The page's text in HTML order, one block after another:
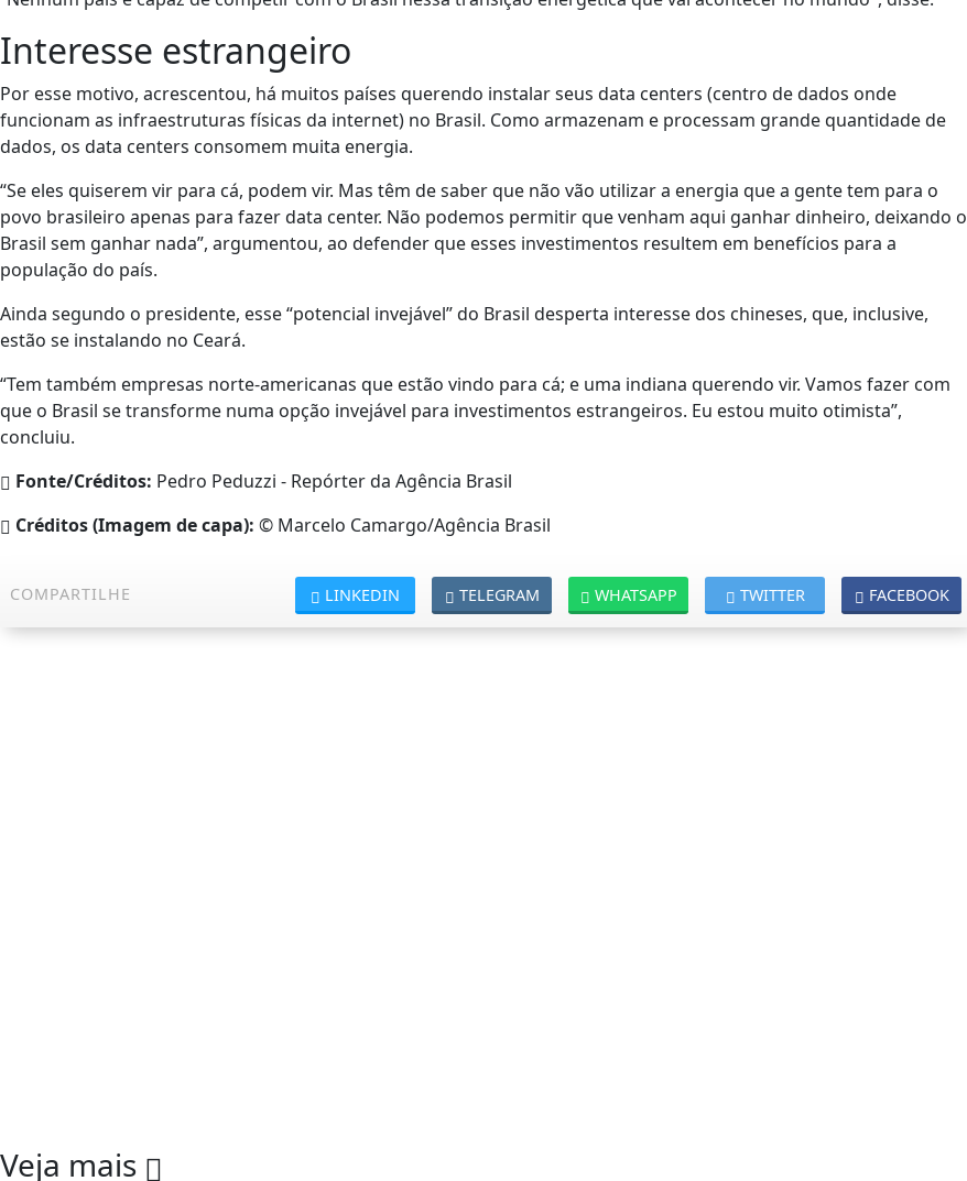
Interesse estrangeiro
Por esse motivo, acrescentou, há muitos países querendo instalar seus data centers (centro de dados onde
funcionam as infraestruturas físicas da internet) no Brasil. Como armazenam e processam grande quantidade de
dados, os data centers consomem muita energia.
“Se eles quiserem vir para cá, podem vir. Mas têm de saber que não vão utilizar a energia que a gente tem para o
povo brasileiro apenas para fazer data center. Não podemos permitir que venham aqui ganhar dinheiro, deixando o
Brasil sem ganhar nada”, argumentou, ao defender que esses investimentos resultem em benefícios para a
população do país.
Ainda segundo o presidente, esse “potencial invejável” do Brasil desperta interesse dos chineses, que, inclusive,
estão se instalando no Ceará.
“Tem também empresas norte-americanas que estão vindo para cá; e uma indiana querendo vir. Vamos fazer com
que o Brasil se transforme numa opção invejável para investimentos estrangeiros. Eu estou muito otimista”,
concluiu.
Fonte/Créditos: Pedro Peduzzi - Repórter da Agência Brasil
Créditos (Imagem de capa): © Marcelo Camargo/Agência Brasil
COMPARTILHE FACEBOOK
TWITTER
WHATSAPP
TELEGRAM
LINKEDIN
Veja mais